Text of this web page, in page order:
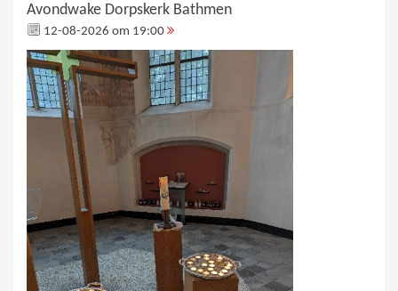
Avondwake Dorpskerk Bathmen
12-08-2026 om 19:00